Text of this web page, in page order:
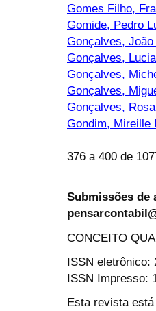
Gomes Filho,
Gomide, Pedro
Gonçalves, João
Gonçalves,
Gonçalves,
Gonçalves,
Gonçalves,
Gondim, Mireille
376 a 400 de
Submissões de
CONCEITO
ISSN eletrônico:
ISSN Impresso:
Esta revista